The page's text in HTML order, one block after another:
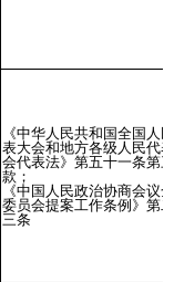
《中华人民共和国全国人
表大会和地方各级人民代
会代表法》第五十一条第三
款；
《中国人民政治协商会议
委员会提案工作条例》第
三条